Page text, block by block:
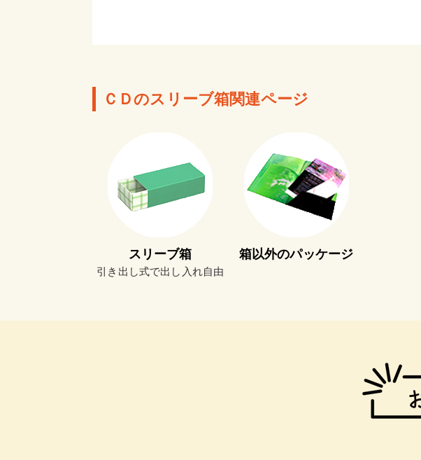
ＣＤのスリーブ箱関連ページ
スリーブ箱
引き出し式で出し入れ自由
箱以外のパッケージ